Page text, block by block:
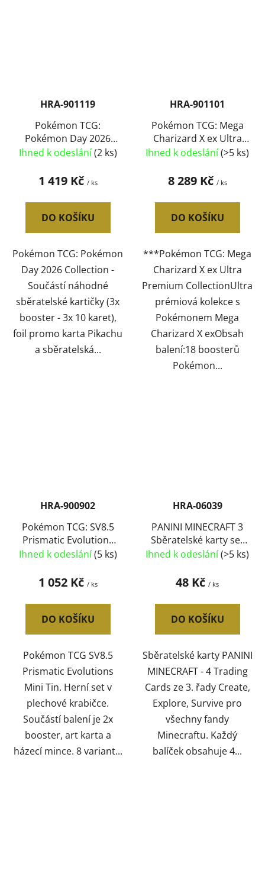
HRA-901119
Pokémon TCG:
Pokémon Day 2026
Collection set 3x
Ihned k odeslání(2 ks)
1 419 Kč / ks
DO KOŠÍKU
Pokémon TCG: Pokémon
Day 2026 Collection -
Součástí náhodné
sběratelské kartičky (3x
booster - 3x 10 karet),
foil promo karta Pikachu
a sběratelská...
HRA-901101
Pokémon TCG: Mega
Charizard X ex Ultra
Premium Collection
Ihned k odeslání(>5 ks)
8 289 Kč / ks
DO KOŠÍKU
***Pokémon TCG: Mega
Charizard X ex Ultra
Premium CollectionUltra
prémiová kolekce s
Pokémonem Mega
Charizard X exObsah
balení:18 boosterů
Pokémon...
HRA-900902
Pokémon TCG: SV8.5
Prismatic Evolutions
Mini Tin 2x booster v
Ihned k odeslání(5 ks)
1 052 Kč / ks
DO KOŠÍKU
Pokémon TCG SV8.5
Prismatic Evolutions
Mini Tin. Herní set v
plechové krabičce.
Součástí balení je 2x
booster, art karta a
házecí mince. 8 variant...
HRA-06039
PANINI MINECRAFT 3
Sběratelské karty set
4ks booster v sáčku
Ihned k odeslání(>5 ks)
48 Kč / ks
DO KOŠÍKU
Sběratelské karty PANINI
MINECRAFT - 4 Trading
Cards ze 3. řady Create,
Explore, Survive pro
všechny fandy
Minecraftu. Každý
balíček obsahuje 4...